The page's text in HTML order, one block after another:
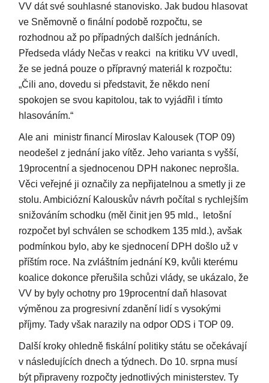
VV dát své souhlasné stanovisko. Jak budou hlasovat
ve Sněmovně o finální podobě rozpočtu, se
rozhodnou až po případných dalších jednáních.
Předseda vlády Nečas v reakci na kritiku VV uvedl,
že se jedná pouze o přípravný materiál k rozpočtu:
„Čili ano, dovedu si představit, že někdo není
spokojen se svou kapitolou, tak to vyjádřil i tímto
hlasováním.“
Ale ani ministr financí Miroslav Kalousek (TOP 09)
neodešel z jednání jako vítěz. Jeho varianta s vyšší,
19procentní a sjednocenou DPH nakonec neprošla.
Věci veřejné ji označily za nepřijatelnou a smetly ji ze
stolu. Ambiciózní Kalouskův návrh počítal s rychlejším
snižováním schodku (měl činit jen 95 mld., letošní
rozpočet byl schválen se schodkem 135 mld.), avšak
podmínkou bylo, aby ke sjednocení DPH došlo už v
příštím roce. Na zvláštním jednání K9, kvůli kterému
koalice dokonce přerušila schůzi vlády, se ukázalo, že
VV by byly ochotny pro 19procentní daň hlasovat
výměnou za progresivní zdanění lidí s vysokými
příjmy. Tady však narazily na odpor ODS i TOP 09.
Další kroky ohledně fiskální politiky státu se očekávají
v následujících dnech a týdnech. Do 10. srpna musí
být připraveny rozpočty jednotlivých ministerstev. Ty